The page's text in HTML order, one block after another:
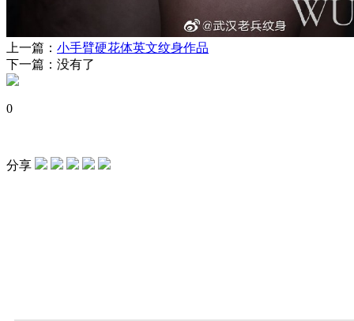
上一篇： 小手臂硬花体英文纹身作品
下一篇：没有了
0
分享